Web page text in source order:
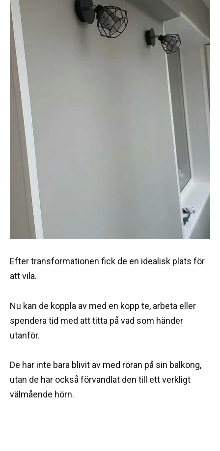
Efter transformationen fick de en idealisk plats för
att vila.
Nu kan de koppla av med en kopp te, arbeta eller
spendera tid med att titta på vad som händer
utanför.
De har inte bara blivit av med röran på sin balkong,
utan de har också förvandlat den till ett verkligt
välmående hörn.